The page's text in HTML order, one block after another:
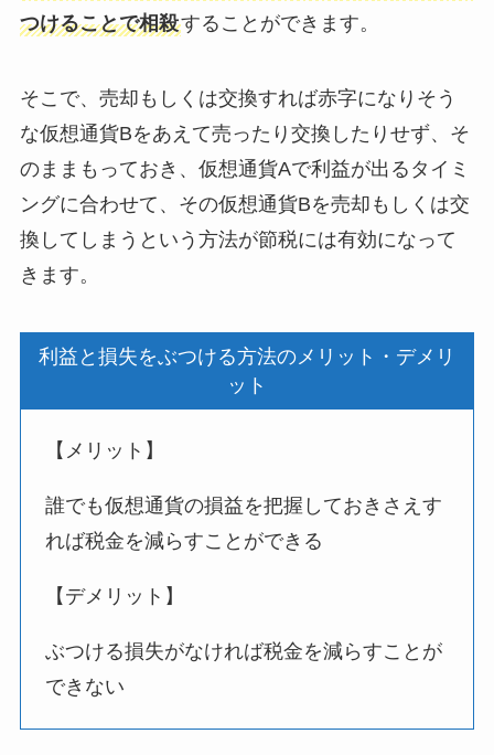
つけることで相殺することができます。
そこで、 売却もしくは交換すれば赤字になりそう
な仮想通貨Bをあえて売ったり交換したりせず、そ
のままもっておき、仮想通貨Aで利益が出るタイミ
ングに合わせて、その仮想通貨Bを売却もしくは交
換してしまう という方法が節税には有効になって
きます。
利益と損失をぶつける方法のメリット・デメリ
ット
【メリット】
誰でも仮想通貨の損益を把握しておきさえす
れば税金を減らすことができる
【デメリット】
ぶつける損失がなければ税金を減らすことが
できない